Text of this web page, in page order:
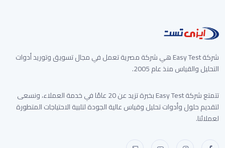
شركة Easy Test هي شركة مصرية تعمل في مجال تسويق وتوريد أدوات
التحليل والقياس منذ عام 2005.
تتمتع شركة Easy Test بخبرة تزيد عن 20 عامًا في خدمة العملاء، ونسعى
لتقديم حلول وأدوات تحليل وقياس عالية الجودة لتلبية الاحتياجات المتطورة
لعملائنا.